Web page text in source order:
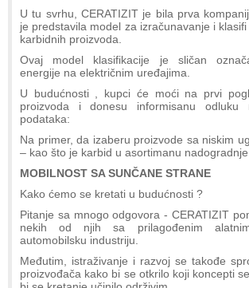
U tu svrhu, CERATIZIT je bila prva
je predstavila model za izračunavanje i
karbidnih proizvoda.
Ovaj model klasifikacije je sličan
energije na električnim uređajima.
U budućnosti , kupci će moći na prvi
proizvoda i donesu informisanu odluku
podataka:
Na primer, da izaberu proizvode sa niskim
– kao što je karbid u asortimanu nadogradnje
MOBILNOST SA SUNČANE STRANE
Kako ćemo se kretati u budućnosti ?
Pitanje sa mnogo odgovora - CERATIZIT
nekih od njih sa prilagođenim
automobilsku industriju.
Međutim, istraživanje i razvoj se takođe
proizvođača kako bi se otkrilo koji koncepti